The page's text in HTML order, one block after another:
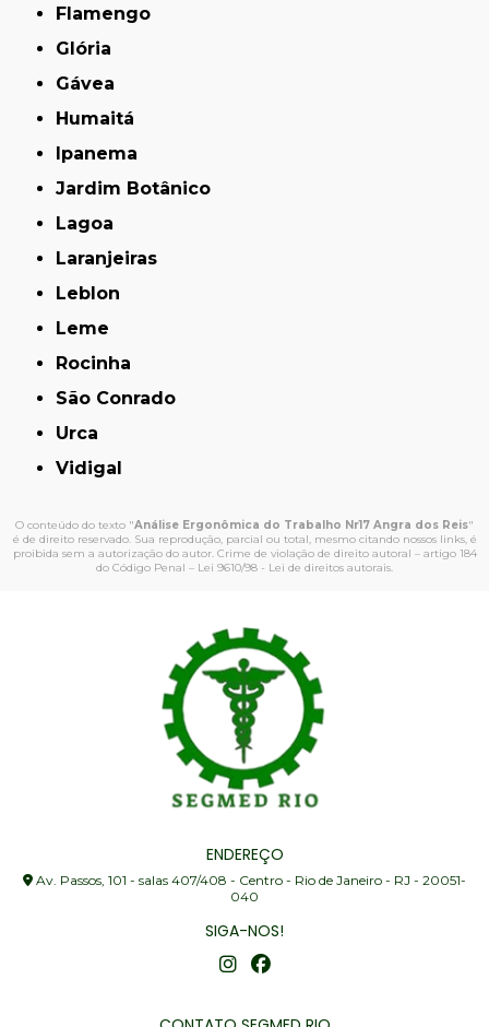
Flamengo
Glória
Gávea
Humaitá
Ipanema
Jardim Botânico
Lagoa
Laranjeiras
Leblon
Leme
Rocinha
São Conrado
Urca
Vidigal
O conteúdo do texto "Análise Ergonômica do Trabalho Nr17 Angra dos Reis"
é de direito reservado. Sua reprodução, parcial ou total, mesmo citando nossos links, é
proibida sem a autorização do autor. Crime de violação de direito autoral – artigo 184
do Código Penal – Lei 9610/98 - Lei de direitos autorais.
ENDEREÇO
Av. Passos, 101 - salas 407/408 - Centro - Rio de Janeiro - RJ - 20051-
040
SIGA-NOS!